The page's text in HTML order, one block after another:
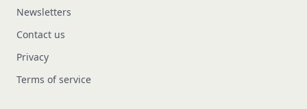
Newsletters
Contact us
Privacy
Terms of service